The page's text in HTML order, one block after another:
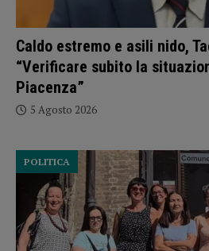
Caldo estremo e asili nido,
“Verificare subito la
Piacenza”
5 Agosto 2026
POLITICA